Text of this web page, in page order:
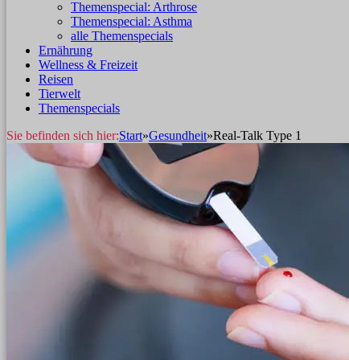
Themenspecial: Arthrose
Themenspecial: Asthma
alle Themenspecials
Ernährung
Wellness & Freizeit
Reisen
Tierwelt
Themenspecials
Sie befinden sich hier:Start»Gesundheit»Real-Talk Type 1